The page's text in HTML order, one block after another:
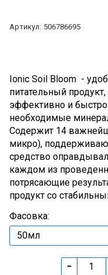
Артикул: 506786695
Ionic Soil Bloom -
питательный
эффективно и
необходимые
Содержит 14
микро),
средство
каждом из
потрясающие
продукт со
Фасовка: